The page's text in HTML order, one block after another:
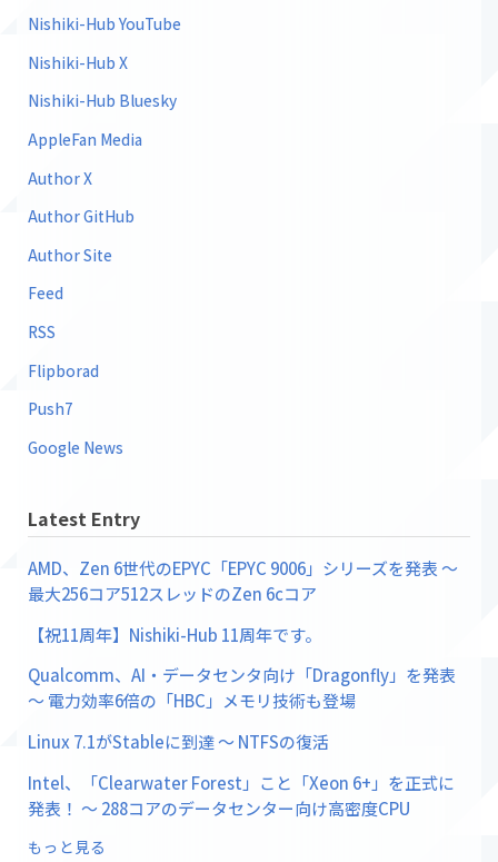
Nishiki-Hub YouTube
Nishiki-Hub X
Nishiki-Hub Bluesky
AppleFan Media
Author X
Author GitHub
Author Site
Feed
RSS
Flipborad
Push7
Google News
Latest Entry
AMD、Zen 6世代のEPYC「EPYC 9006」シリーズを発表 ～
最大256コア512スレッドのZen 6cコア
【祝11周年】Nishiki-Hub 11周年です。
Qualcomm、AI・データセンタ向け「Dragonfly」を発表
〜 電力効率6倍の「HBC」メモリ技術も登場
Linux 7.1がStableに到達 ～ NTFSの復活
Intel、「Clearwater Forest」こと「Xeon 6+」を正式に
発表！ ～ 288コアのデータセンター向け高密度CPU
もっと見る